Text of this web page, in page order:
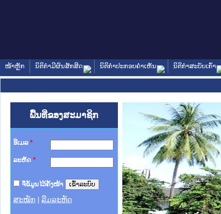
ໜ້າຫຼັກ ນິຕິກໍາມີຜົນສັກສິດ ນິຕິກໍາປະກອບຄໍາເຫັນ ນິຕິກໍາສະບັບເກົ່າ
ພື້ນທີ່ຂອງສະມາຊິກ
ອີເມລ *
ລະຫັດ *
ຈື່ຂໍ້ມູນໄວ້ຄັ້ງໜ້າ
ສະໝັກ ລືມລະຫັດ